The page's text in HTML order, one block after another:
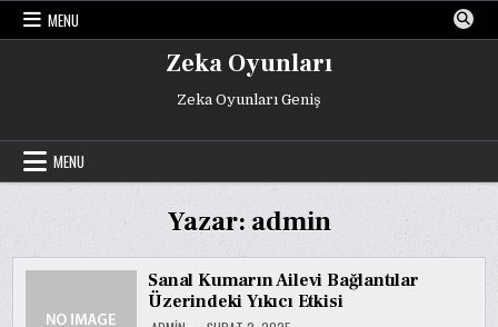
Skip
MENU
Zeka Oyunları
Zeka Oyunları Geniş
MENU
Yazar: admin
Sanal Kumarın Ailevi Bağlantılar
Üzerindeki Yıkıcı Etkisi